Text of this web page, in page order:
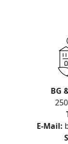
BG
E-Mail: